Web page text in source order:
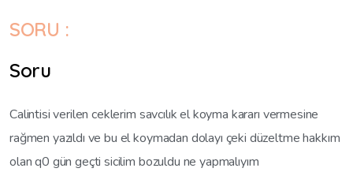
SORU :
Soru
Calintisi verilen ceklerim savcılık el koyma kararı vermesine
rağmen yazıldı ve bu el koymadan dolayı çeki düzeltme hakkım
olan q0 gün geçti sicilim bozuldu ne yapmalıyım